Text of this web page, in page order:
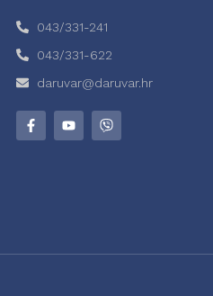
043/331-241
043/331-622
daruvar@daruvar.hr